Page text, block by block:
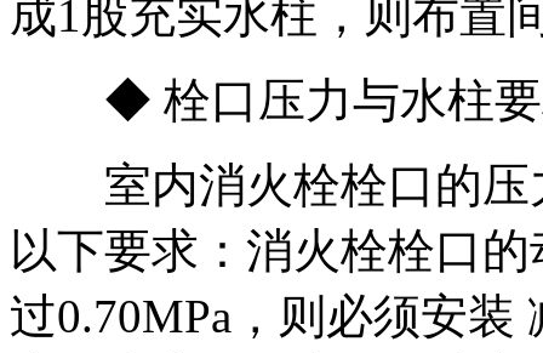
成1股充实水柱，则布置
◆ 栓口压力与水柱
室内消火栓栓口的压
以下要求：消火栓栓口
过0.70MPa，则必须安